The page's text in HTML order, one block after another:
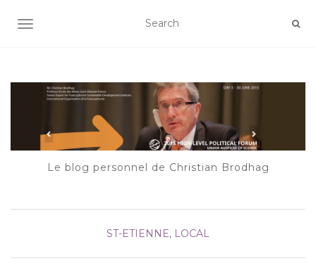
AFFICHER/MASQUER LA NAVIGATION
Le blog personnel de Christian Brodhag
ST-ETIENNE, LOCAL